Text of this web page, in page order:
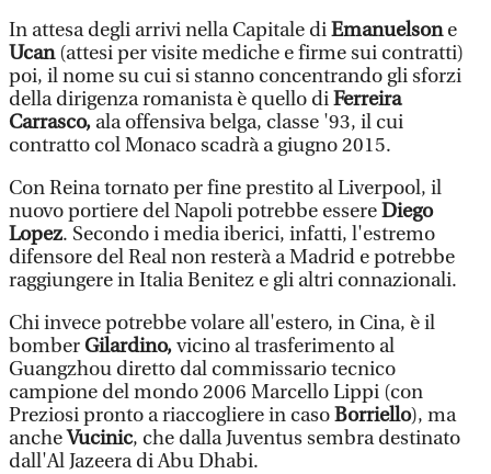
In attesa degli arrivi nella Capitale diEmanuelsone
Ucan(attesi per visite mediche e firme sui contratti)
poi, il nome su cui si stanno concentrando gli sforzi
della dirigenza romanista è quello diFerreira
Carrasco, ala offensiva belga, classe '93, il cui
contratto col Monaco scadrà a giugno 2015.
Con Reina tornato per fine prestito al Liverpool, il
nuovo portiere del Napoli potrebbe essereDiego
Lopez. Secondo i media iberici, infatti, l'estremo
difensore del Real non resterà a Madrid e potrebbe
raggiungere in Italia Benitez e gli altri connazionali.
Chi invece potrebbe volare all'estero, in Cina, è il
bomberGilardino,vicino al trasferimento al
Guangzhou diretto dal commissario tecnico
campione del mondo 2006 Marcello Lippi (con
Preziosi pronto a riaccogliere in casoBorriello), ma
ancheVucinic, che dalla Juventus sembra destinato
dall'Al Jazeera di Abu Dhabi.